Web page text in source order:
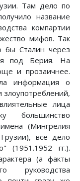
Там дело по
название
компартии
мифов. Так
бы Сталин через
под Берия. На
и прозаичнее.
информация о
злоупотреблений,
лица
большинство
(Мингрелия
все дело
(1951.1952 гг.).
(а факты
руководства